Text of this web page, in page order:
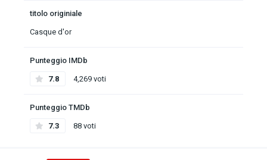
titolo originiale
Casque d'or
Punteggio IMDb
7.8 4,269 voti
Punteggio TMDb
7.3 88 voti